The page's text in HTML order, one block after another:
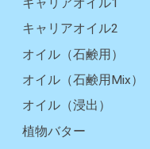
キャリアオイル1
キャリアオイル2
オイル（石鹸用）
オイル（石鹸用Mix）
オイル（浸出）
植物バター